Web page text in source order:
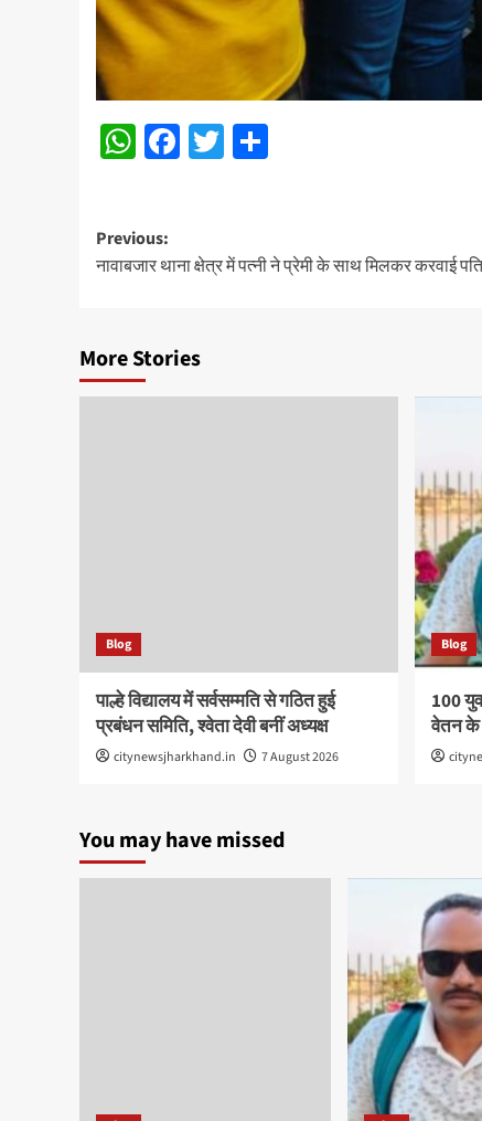
WhatsApp
Facebook
Twitter
Post
navigation
Previous:
नावाबजार थाना क्षेत्र में पत्नी ने प्रेमी के साथ मिलकर करवाई
More Stories
Blog
पाल्हे विद्यालय में सर्वसम्मति से गठित हुई
प्रबंधन समिति, श्वेता देवी बनीं अध्यक्ष
citynewsjharkhand.in 7 August 2026
Blog
100
वेतन के
You may have missed